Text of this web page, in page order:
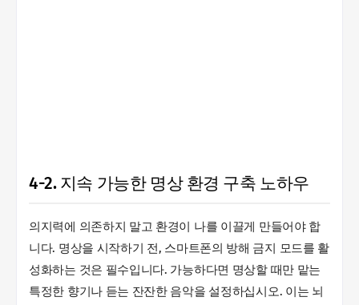
4-2. 지속 가능한 명상 환경 구축 노하우
의지력에 의존하지 말고 환경이 나를 이끌게 만들어야 합
니다. 명상을 시작하기 전, 스마트폰의 방해 금지 모드를 활
성화하는 것은 필수입니다. 가능하다면 명상할 때만 맡는
특정한 향기나 듣는 잔잔한 음악을 설정하십시오. 이는 뇌